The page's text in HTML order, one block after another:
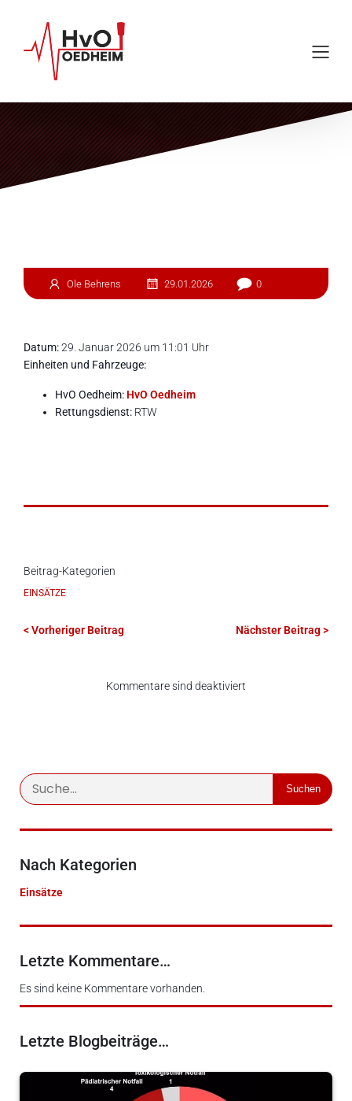
Ole Behrens 29.01.2026 0
Datum:29. Januar 2026 um 11:01 Uhr
Einheiten und Fahrzeuge:
HvO Oedheim: HvO Oedheim
Rettungsdienst: RTW
Beitrag-Kategorien
EINSÄTZE
< Vorheriger Beitrag Nächster Beitrag >
Kommentare sind deaktiviert
Suchen
Nach Kategorien
Einsätze
Letzte Kommentare…
Es sind keine Kommentare vorhanden.
Letzte Blogbeiträge…